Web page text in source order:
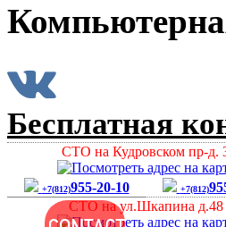
Бесплатная
СТО на Кудровском пр-д.
+7(812)955-20-10 +7(812)
СТО на ул.Шкапина д.48